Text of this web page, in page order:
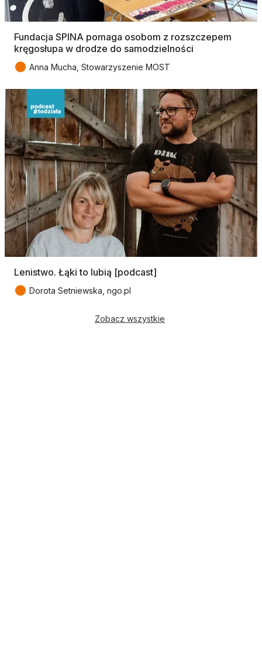
Fundacja SPINA pomaga osobom z rozszczepem
kręgosłupa w drodze do samodzielności
● Anna Mucha, Stowarzyszenie MOST
Lenistwo. Łąki to lubią [podcast]
● Dorota Setniewska, ngo.pl
Zobacz wszystkie